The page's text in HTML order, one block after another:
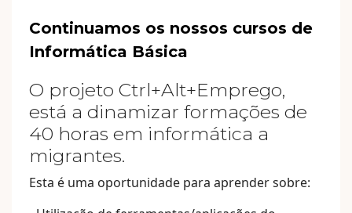
Continuamos os nossos cursos de
Informática Básica
O projeto Ctrl+Alt+Emprego,
está a dinamizar formações de
40 horas em informática a
migrantes.
Esta é uma oportunidade para aprender sobre: